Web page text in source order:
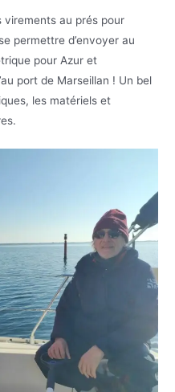
virements au prés pour
permettre d’envoyer au
pour Azur et
port de Marseillan ! Un bel
les matériels et